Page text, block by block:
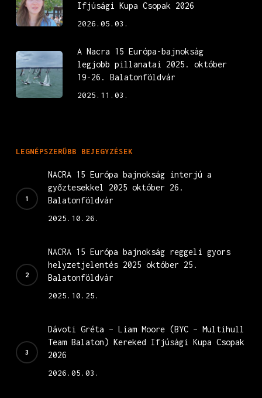
Ifjúsági Kupa Csopak 2026
2026.05.03.
A Nacra 15 Európa-bajnokság
legjobb pillanatai 2025. október
19-26. Balatonföldvár
2025.11.03.
LEGNÉPSZERŰBB BEJEGYZÉSEK
NACRA 15 Európa bajnokság interjú a
győztesekkel 2025 október 26.
Balatonföldvár
2025.10.26.
NACRA 15 Európa bajnokság reggeli gyors
helyzetjelentés 2025 október 25.
Balatonföldvár
2025.10.25.
Dávoti Gréta – Liam Moore (BYC – Multihull
Team Balaton) Kereked Ifjúsági Kupa Csopak
2026
2026.05.03.